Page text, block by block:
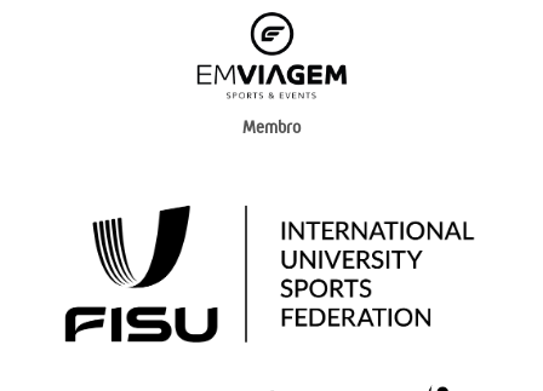
Membro